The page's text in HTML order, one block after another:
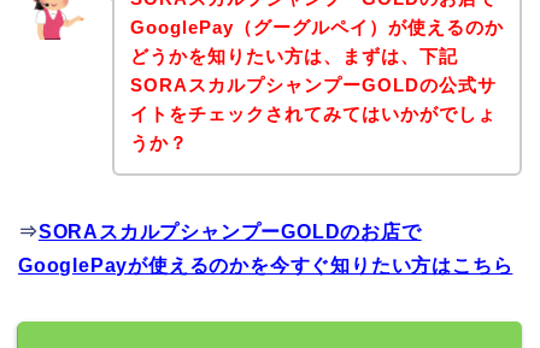
GooglePay（グーグルペイ）が使えるのか
どうかを知りたい方は、まずは、下記
SORAスカルプシャンプーGOLDの公式サ
イトをチェックされてみてはいかがでしょ
うか？
⇒SORAスカルプシャンプーGOLDのお店で
GooglePayが使えるのかを今すぐ知りたい方はこちら